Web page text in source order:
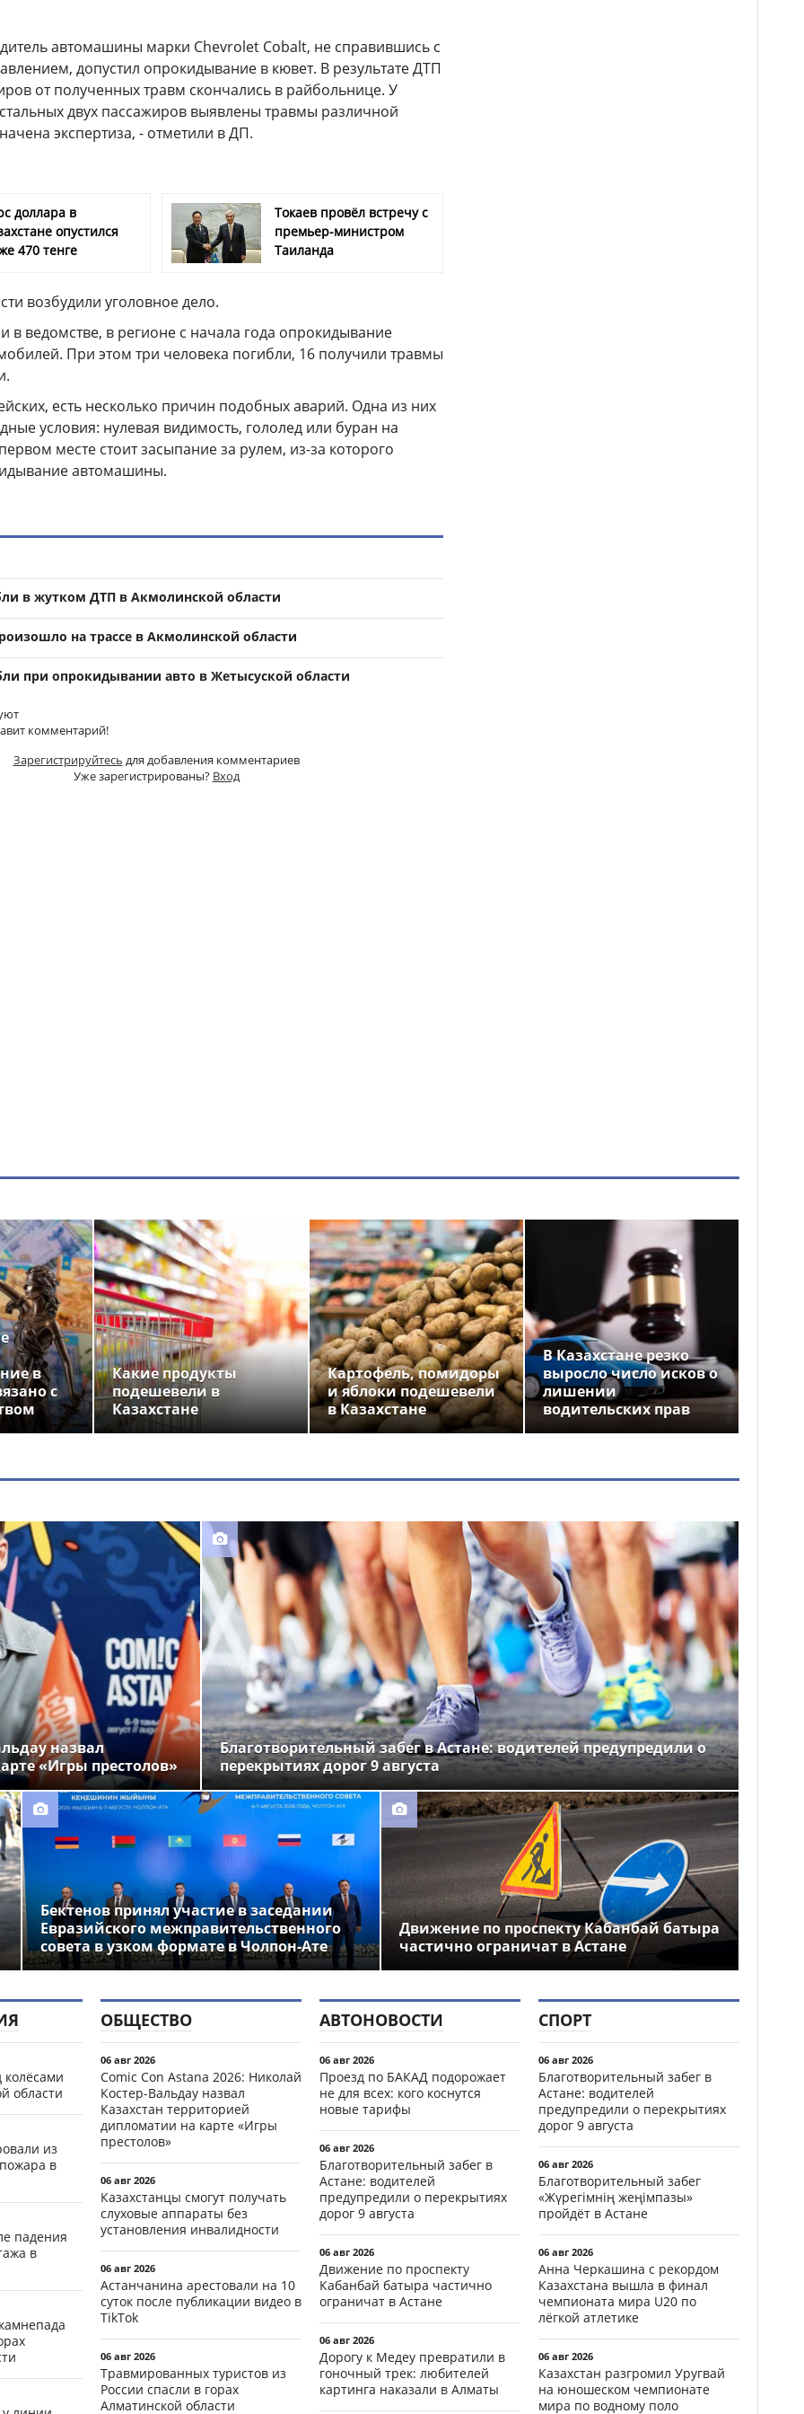
автомашины марки Chevrolet Cobalt, не справившись с
допустил опрокидывание в кювет. В результате ДТП
от полученных травм скончались в райбольнице. У
двух пассажиров выявлены травмы различной
экспертиза, - отметили в ДП.
доллара в
опустился
470 тенге
Токаев провёл встречу с
премьер-министром
Таиланда
возбудили уголовное дело.
в ведомстве, в регионе с начала года опрокидывание
При этом три человека погибли, 16 получили травмы
есть несколько причин подобных аварий. Одна из них
условия: нулевая видимость, гололед или буран на
месте стоит засыпание за рулем, из-за которого
автомашины.
в жутком ДТП в Акмолинской области
на трассе в Акмолинской области
при опрокидывании авто в Жетысуской области
комментарий!
Зарегистрируйтесь для добавления комментариев
Уже зарегистрированы? Вход
в
с
Какие продукты
подешевели в
Казахстане
Картофель, помидоры
и яблоки подешевели
в Казахстане
В Казахстане резко
выросло число исков о
лишении
водительских прав
назвал
«Игры престолов»
Благотворительный забег в Астане: водителей предупредили о
перекрытиях дорог 9 августа
Бектенов принял участие в заседании
Евразийского межправительственного
совета в узком формате в Чолпон-Ате
Движение по проспекту Кабанбай батыра
частично ограничат в Астане
области
из
в
падения
в
ОБЩЕСТВО
06 авг 2026
Comic Con Astana 2026: Николай
Костер-Вальдау назвал
Казахстан территорией
дипломатии на карте «Игры
престолов»
06 авг 2026
Казахстанцы смогут получать
слуховые аппараты без
установления инвалидности
06 авг 2026
Астанчанина арестовали на 10
суток после публикации видео в
TikTok
06 авг 2026
Травмированных туристов из
России спасли в горах
Алматинской области
АВТОНОВОСТИ
06 авг 2026
Проезд по БАКАД подорожает
не для всех: кого коснутся
новые тарифы
06 авг 2026
Благотворительный забег в
Астане: водителей
предупредили о перекрытиях
дорог 9 августа
06 авг 2026
Движение по проспекту
Кабанбай батыра частично
ограничат в Астане
06 авг 2026
Дорогу к Медеу превратили в
гоночный трек: любителей
картинга наказали в Алматы
СПОРТ
06 авг 2026
Благотворительный забег в
Астане: водителей
предупредили о перекрытиях
дорог 9 августа
06 авг 2026
Благотворительный забег
«Жүрегімнің жеңімпазы»
пройдёт в Астане
06 авг 2026
Анна Черкашина с рекордом
Казахстана вышла в финал
чемпионата мира U20 по
лёгкой атлетике
06 авг 2026
Казахстан разгромил Уругвай
на юношеском чемпионате
мира по водному поло